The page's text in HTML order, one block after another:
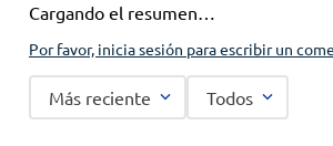
Cargando el resumen…
Por favor, inicia sesión para escribir un
Más reciente Todos